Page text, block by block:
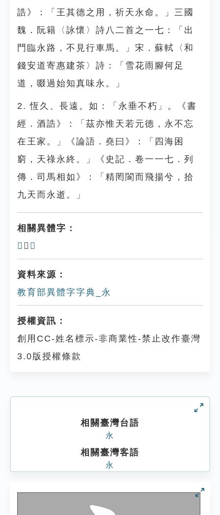
誥》：「王其德之用，祈天永命。」三國
魏．阮籍〈詠懷〉詩八二首之一七：「出
門臨永路，不見行車馬。」宋．蘇軾〈和
錢安道寄惠建茶〉詩：「雪花雨腳何足
道，啜過始知真味永。」
2. 恆久、長遠。如：「永垂不朽」。《書
經．酒誥》：「茲亦惟天若元德，永不忘
在王家。」《論語．堯曰》：「四海困
窮，天祿永終。」《史記．卷一一七．列
傳．司馬相如》：「精罔閬而飛揚兮，拾
九天而永逝。」
相關異體字：
𣱵 、 𠘷
資料來源：
教育部異體字字典_永
授權資訊：
創用CC-姓名標示-非商業性-禁止改作臺灣
3.0版授權條款
相關臺灣台語
永
相關臺灣客語
永